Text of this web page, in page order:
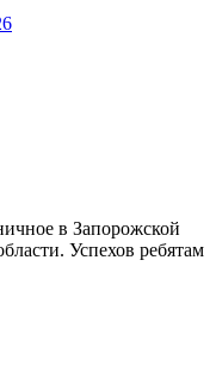
в Запорожской
Успехов ребятам